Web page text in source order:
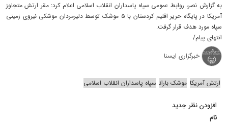
به گزارش نصر، روابط عمومی سپاه پاسداران انقلاب اسلامی اعلام کرد: مقر ارتش متجاوز
آمریکا در پایگاه حریر اقلیم کردستان با ۵ موشک توسط دلیرمردان موشکی نیروی زمینی
سپاه مورد هدف قرار گرفت.
انتهای پیام/
خبرگزاری ایسنا
ارتش آمریکا موشک باران سپاه پاسداران انقلاب اسلامی
افزودن نظر جدید
نام